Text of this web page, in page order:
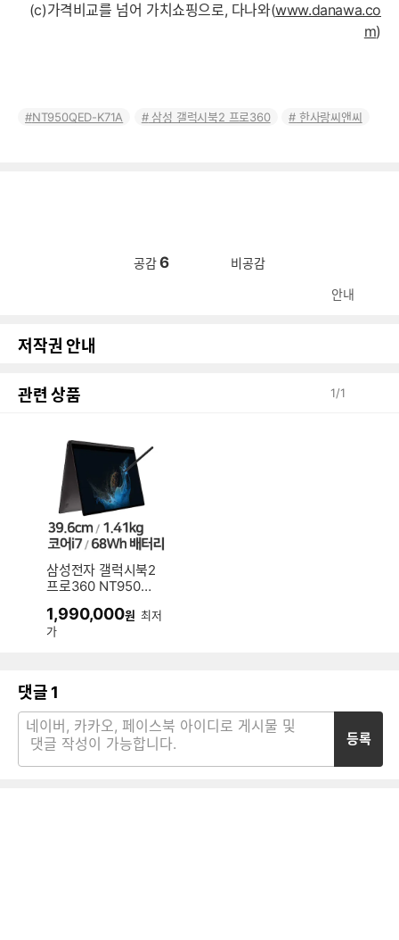
(c)가격비교를 넘어 가치쇼핑으로, 다나와(www.danawa.co
m)
NT950QED-K71A 삼성 갤럭시북2 프로360 한사랑씨앤씨
공감6 비공감
안내
저작권 안내
관련 상품 1/1
삼성전자 갤럭시북2
프로360 NT950Q
2GB)
1,990,000원 최저
가
댓글 1
등록